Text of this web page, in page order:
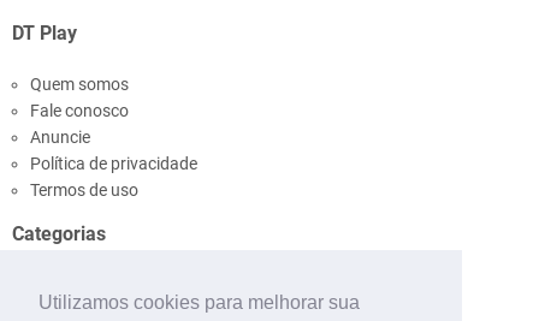
Utilizamos cookies para melhorar sua
DT Play
Quem somos
Fale conosco
Anuncie
Política de privacidade
Termos de uso
Categorias
Pinturas